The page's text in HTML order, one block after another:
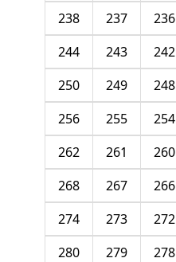
236
237
238
242
243
244
248
249
250
254
255
256
260
261
262
266
267
268
272
273
274
278
279
280